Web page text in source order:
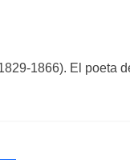
1866). El poeta